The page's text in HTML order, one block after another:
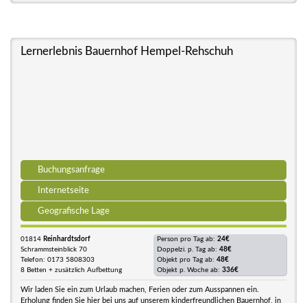
Lernerlebnis Bauernhof Hempel-Rehschuh
Buchungsanfrage
Internetseite
Geografische Lage
01814 Reinhardtsdorf
Schrammsteinblick 70
Telefon: 0173 5808303
8 Betten + zusätzlich Aufbettung
Person pro Tag ab: 24€
Doppelzi. p. Tag ab: 48€
Objekt pro Tag ab: 48€
Objekt p. Woche ab: 336€
Wir laden Sie ein zum Urlaub machen, Ferien oder zum Ausspannen ein.
Erholung finden Sie hier bei uns auf unserem kinderfreundlichen Bauernhof, in